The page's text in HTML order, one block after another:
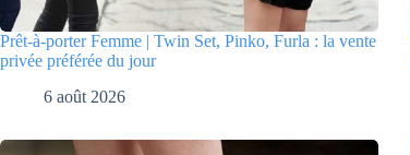
Prêt-à-porter Femme | Twin Set, Pinko, Furla : la vente
privée préférée du jour
6 août 2026